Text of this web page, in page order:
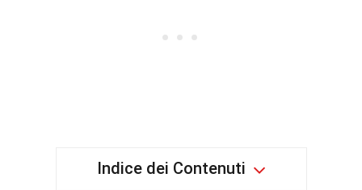
Indice dei Contenuti